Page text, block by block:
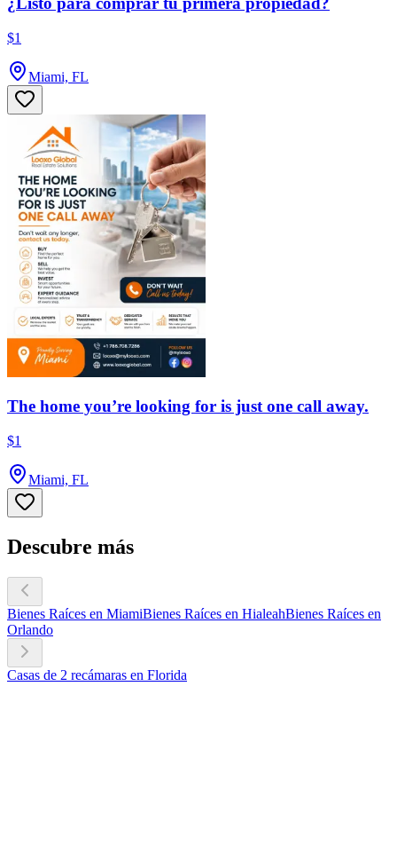
$1
Miami, FL
The home you’re looking for is just one call away.
$1
Miami, FL
Descubre más
Bienes Raíces en MiamiBienes Raíces en HialeahBienes Raíces en
Orlando
Casas de 2 recámaras en Florida